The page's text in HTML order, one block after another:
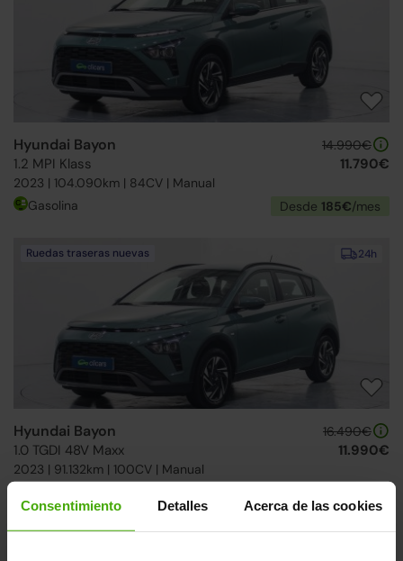
Consentimiento Detalles Acerca de las cookies
Hyundai Bayon
1.2 MPI Klass
2023 | 104.090km | 84CV | Manual
14.990€
11.790€
Gasolina Desde 185€/mes
24h
Ruedas traseras nuevas
Hyundai Bayon
1.0 TGDI 48V Maxx
2023 | 91.132km | 100CV | Manual
16.490€
11.990€